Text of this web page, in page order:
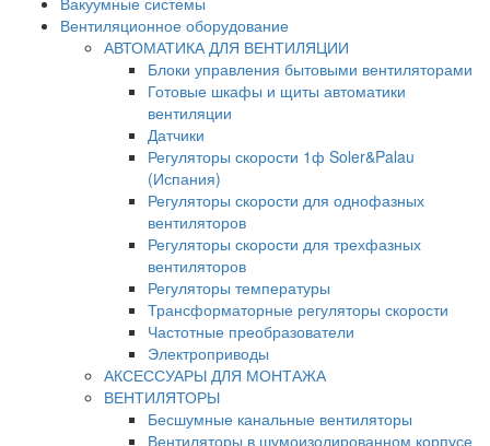
Вентиляционное оборудование
АВТОМАТИКА ДЛЯ ВЕНТИЛЯЦИИ
Блоки управления бытовыми вентиляторами
Готовые шкафы и щиты автоматики
вентиляции
Датчики
Регуляторы скорости 1ф Soler&Palau
(Испания)
Регуляторы скорости для однофазных
вентиляторов
Регуляторы скорости для трехфазных
вентиляторов
Регуляторы температуры
Трансформаторные регуляторы скорости
Частотные преобразователи
Электроприводы
АКСЕССУАРЫ ДЛЯ МОНТАЖА
ВЕНТИЛЯТОРЫ
Бесшумные канальные вентиляторы
Вентиляторы в шумоизолированном корпусе